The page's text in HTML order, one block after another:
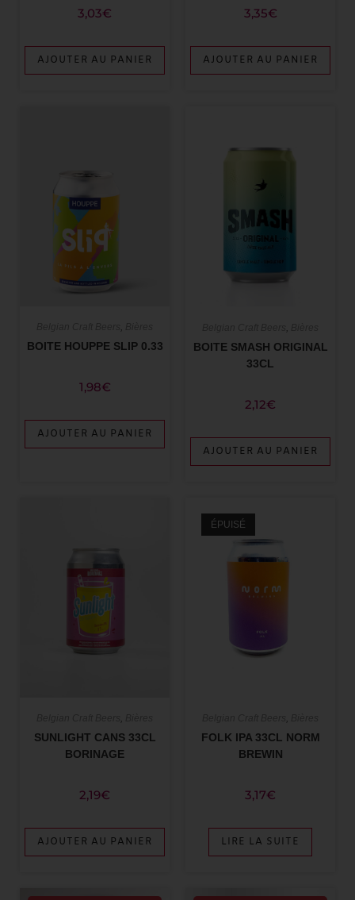
3,03€
AJOUTER AU PANIER
3,35€
AJOUTER AU PANIER
,
BOITE HOUPPE SLIP 0.33
1,98€
AJOUTER AU PANIER
BOITE SMASH ORIGINAL
33CL
2,12€
AJOUTER AU PANIER
SUNLIGHT CANS 33CL
BORINAGE
2,19€
AJOUTER AU PANIER
ÉPUISÉ
FOLK IPA 33CL NORM
BREWIN
3,17€
LIRE LA SUITE